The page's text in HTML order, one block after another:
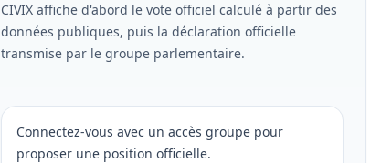
CIVIX affiche d'abord le vote officiel calculé à partir des
données publiques, puis la déclaration officielle
transmise par le groupe parlementaire.
Connectez-vous avec un accès groupe pour
proposer une position officielle.